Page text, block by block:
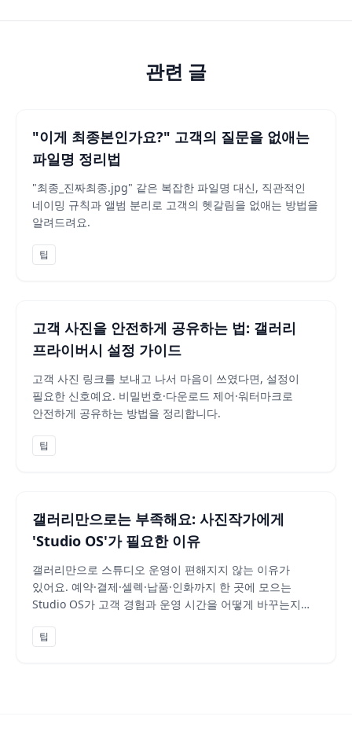
어떤 언어로 설정할지 모르겠어요.
고객이 평소 메시지에서 가장 자주 쓰는 언어를 따르세요. 확
관련 글
"이게 최종본인가요?" 고객의 질문을 없애는
파일명 정리법
"최종_진짜최종.jpg" 같은 복잡한 파일명 대신, 직관적인
네이밍 규칙과 앨범 분리로 고객의 헷갈림을 없애는 방법을
알려드려요.
팁
고객 사진을 안전하게 공유하는 법: 갤러리
프라이버시 설정 가이드
고객 사진 링크를 보내고 나서 마음이 쓰였다면, 설정이
필요한 신호예요. 비밀번호·다운로드 제어·워터마크로
안전하게 공유하는 방법을 정리합니다.
팁
갤러리만으로는 부족해요: 사진작가에게
'Studio OS'가 필요한 이유
갤러리만으로 스튜디오 운영이 편해지지 않는 이유가
있어요. 예약·결제·셀렉·납품·인화까지 한 곳에 모으는
Studio OS가 고객 경험과 운영 시간을 어떻게 바꾸는지
팁